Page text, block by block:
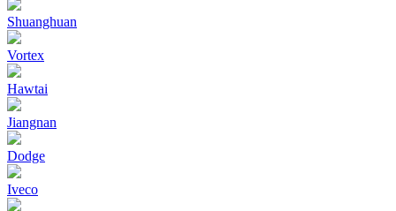
Shuanghuan
Vortex
Hawtai
Jiangnan
Dodge
Iveco